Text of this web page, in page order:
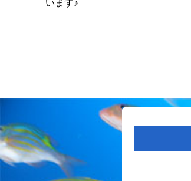
います♪